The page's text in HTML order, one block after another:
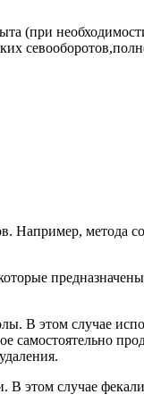
(при
Например,
В этом случае
В этом случае